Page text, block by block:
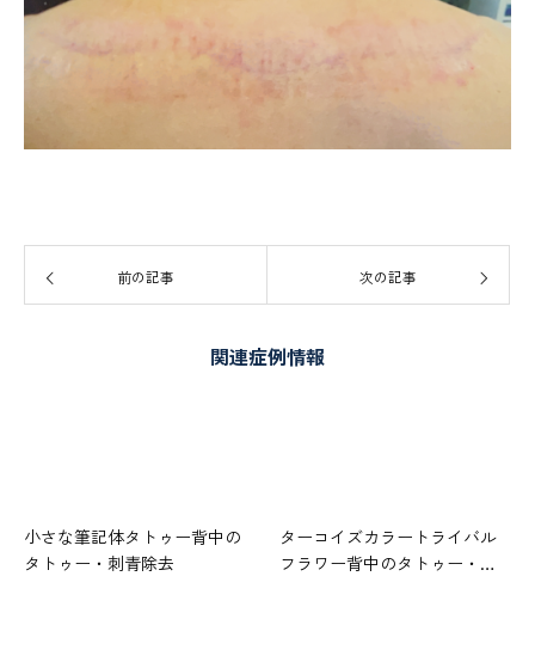
前の記事 次の記事
関連症例情報
小さな筆記体タトゥー背中の
タトゥー・刺青除去
ターコイズカラートライバル
フラワー背中のタトゥー・…